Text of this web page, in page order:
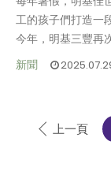
工的孩子們打造一
今年，明基三豐再
中的專業角色分工
透過趣味互動與實
新聞
上一頁